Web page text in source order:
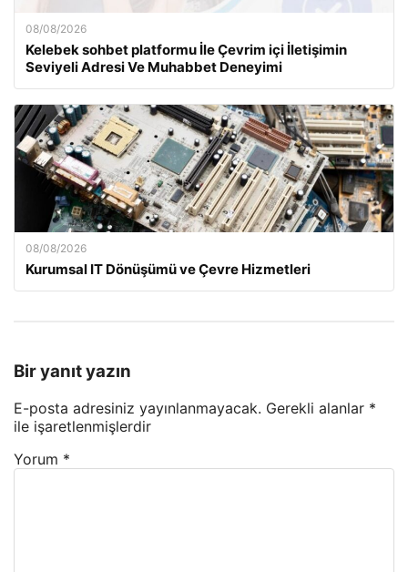
08/08/2026
Kelebek sohbet platformu İle Çevrim içi İletişimin
Seviyeli Adresi Ve Muhabbet Deneyimi
08/08/2026
Kurumsal IT Dönüşümü ve Çevre Hizmetleri
Bir yanıt yazın
E-posta adresiniz yayınlanmayacak. Gerekli alanlar *
ile işaretlenmişlerdir
Yorum *